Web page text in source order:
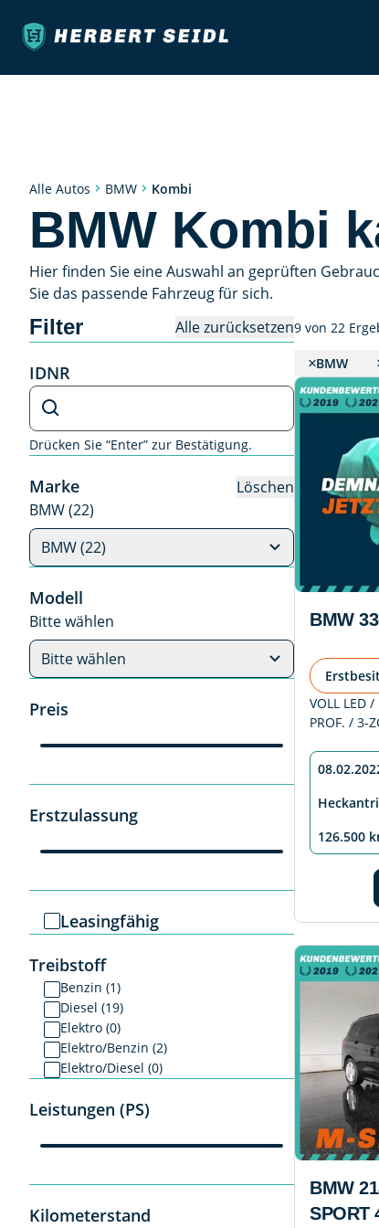
Alle Autos BMW Kombi
BMW Kombi
Hier finden Sie eine Auswahl an geprüften
Sie das passende Fahrzeug für sich.
Filter Alle zurücksetzen
IDNR
IDNR
Drücken Sie “Enter” zur Bestätigung.
Marke
Löschen
BMW (22)
BMW (22)
Modell
Bitte wählen
Bitte wählen
Preis
Erstzulassung
Leasingfähig
Treibstoff
Benzin (1)
Diesel (19)
Elektro (0)
Elektro/Benzin (2)
Elektro/Diesel (0)
Leistungen (PS)
Kilometerstand
9 von 22
BMW
BMW
VOLL LED
PROF. / 3-
126.500
BMW
SPORT